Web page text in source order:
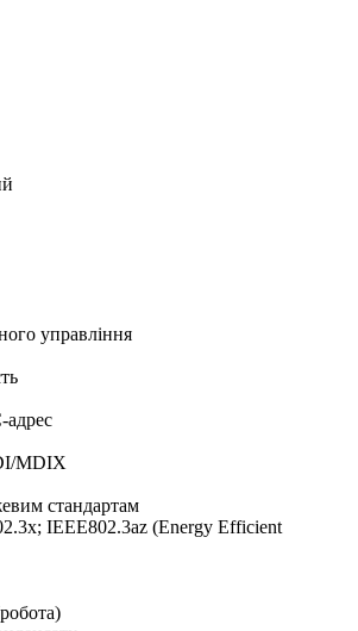
управління
адрес
MDIX
стандартам
IEEE802.3az (Energy Efficient